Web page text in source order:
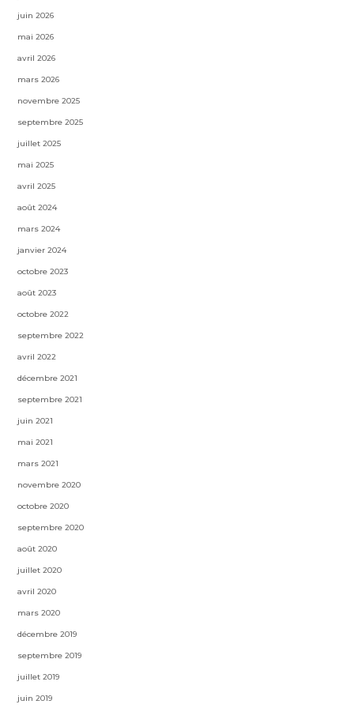
juin 2026
mai 2026
avril 2026
mars 2026
novembre 2025
septembre 2025
juillet 2025
mai 2025
avril 2025
août 2024
mars 2024
janvier 2024
octobre 2023
août 2023
octobre 2022
septembre 2022
avril 2022
décembre 2021
septembre 2021
juin 2021
mai 2021
mars 2021
novembre 2020
octobre 2020
septembre 2020
août 2020
juillet 2020
avril 2020
mars 2020
décembre 2019
septembre 2019
juillet 2019
juin 2019